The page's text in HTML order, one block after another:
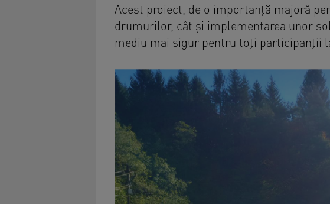
Acest proiect, de o importanță majoră
drumurilor, cât și implementarea unor
mediu mai sigur pentru toți participanții